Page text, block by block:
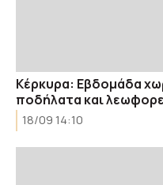
Κέρκυρα: Εβδομάδα
ποδήλατα και
18/09 14:10